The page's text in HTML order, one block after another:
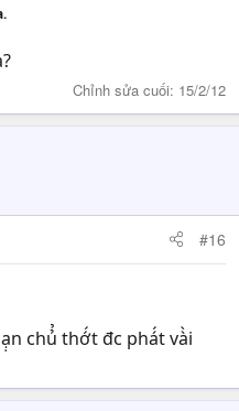
Chỉnh sửa cuối: 15/2/12
#16
chủ̉ thớ́t đc phá́t và̀i